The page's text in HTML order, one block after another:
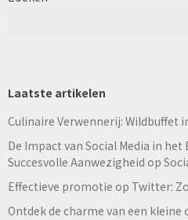
Laatste artikelen
Culinaire Verwennerij: Wildbuffet
De Impact van Social Media in
Succesvolle Aanwezigheid op
Effectieve promotie op Twitter:
Ontdek de charme van een